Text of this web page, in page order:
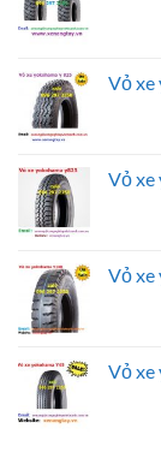
Vỏ xe
Vỏ xe
Vỏ xe
Vỏ xe